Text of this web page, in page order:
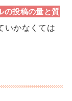
の投稿の量と質
いかなくては